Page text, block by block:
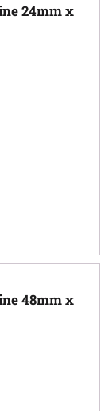
24mm x
48mm х